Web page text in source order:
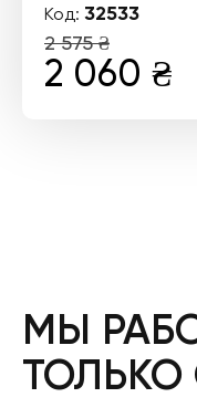
Код: 32533
2 575₴
2 060 ₴
МЫ